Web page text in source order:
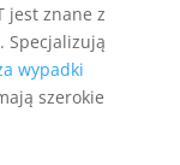
jest znane z
Specjalizują
wypadki
szerokie